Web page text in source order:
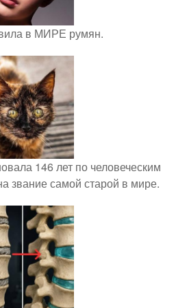
в МИРЕ румян.
146 лет по человеческим
звание самой старой в мире.